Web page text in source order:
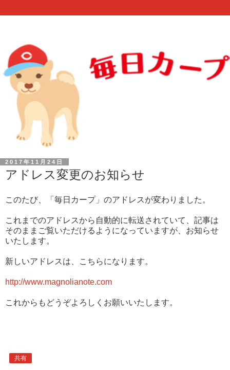
2017年11月24日
アドレス変更のお知らせ
このたび、「毎日カープ」のアドレスが変わりました。
これまでのアドレスから自動的に転送されていて、記事は
そのままご覧いただけるようになっていますが、お知らせ
いたします。
新しいアドレスは、こちらになります。
http://www.magnolianote.com
これからもどうぞよろしくお願いいたします。
共有